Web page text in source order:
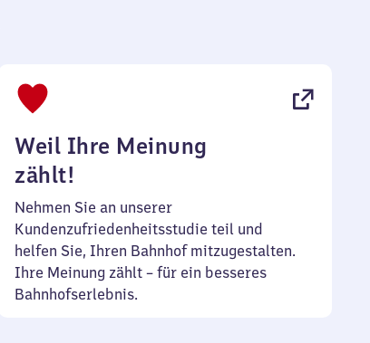
Weil Ihre Meinung
zählt!
Nehmen Sie an unserer
Kundenzufriedenheitsstudie teil und
helfen Sie, Ihren Bahnhof mitzugestalten.
Ihre Meinung zählt – für ein besseres
Bahnhofserlebnis.